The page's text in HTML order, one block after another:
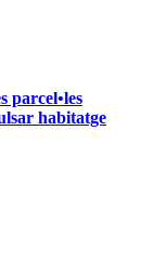
parcel•les
habitatge